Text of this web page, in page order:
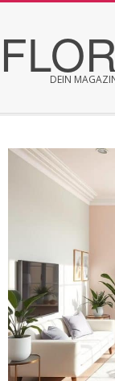
content
DEIN
Menu